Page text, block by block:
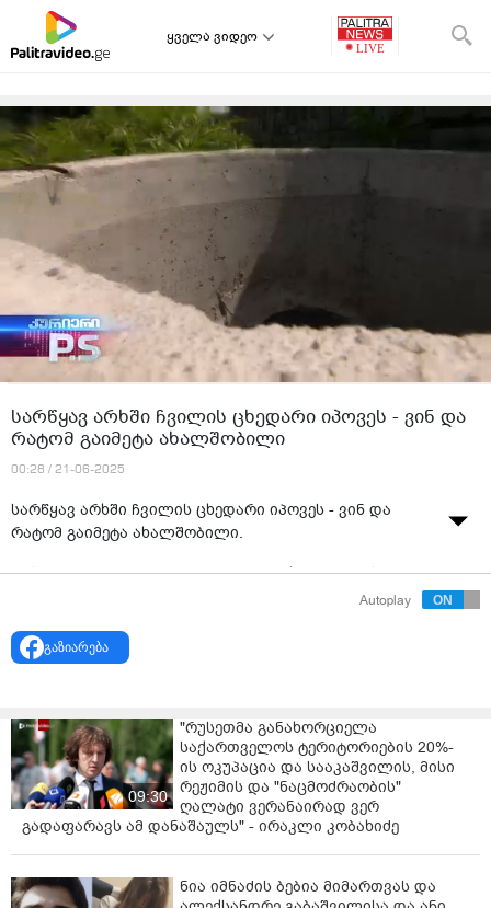
ყველა ვიდეო
სარწყავ არხში ჩვილის ცხედარი იპოვეს - ვინ და
რატომ გაიმეტა ახალშობილი
00:28 / 21-06-2025
სარწყავ არხში ჩვილის ცხედარი იპოვეს - ვინ და
რატომ გაიმეტა ახალშობილი.
არსებული ინფორმაციით ჩვილი არხში კვალის
დეტალებს ნახავთ კვირას, კურიერი P.S-ში
Autoplay
გაზიარება
09:30
"რუსეთმა განახორციელა
საქართველოს ტერიტორიების 20%-
ის ოკუპაცია და სააკაშვილის, მისი
რეჟიმის და "ნაცმოძრაობის"
ღალატი ვერანაირად ვერ
გადაფარავს ამ დანაშაულს" - ირაკლი კობახიძე
ნია იმნაძის ბებია მიმართვას და